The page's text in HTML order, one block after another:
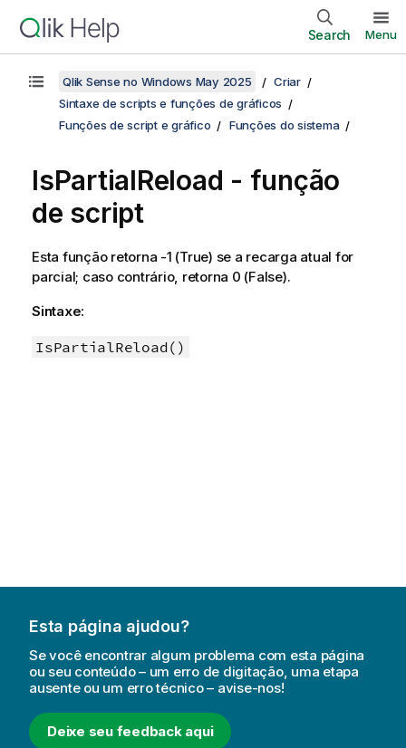
Search Menu
Qlik Sense no Windows May 2025
Criar
Sintaxe de scripts e funções de gráficos
Funções de script e gráfico
Funções do sistema
IsPartialReload - função
de script
Esta função retorna -1 (True) se a recarga atual for
parcial; caso contrário, retorna 0 (False).
Sintaxe:
IsPartialReload()
Esta página ajudou?
Se você encontrar algum problema com esta página
ou seu conteúdo – um erro de digitação, uma etapa
ausente ou um erro técnico – avise-nos!
Deixe seu feedback aqui